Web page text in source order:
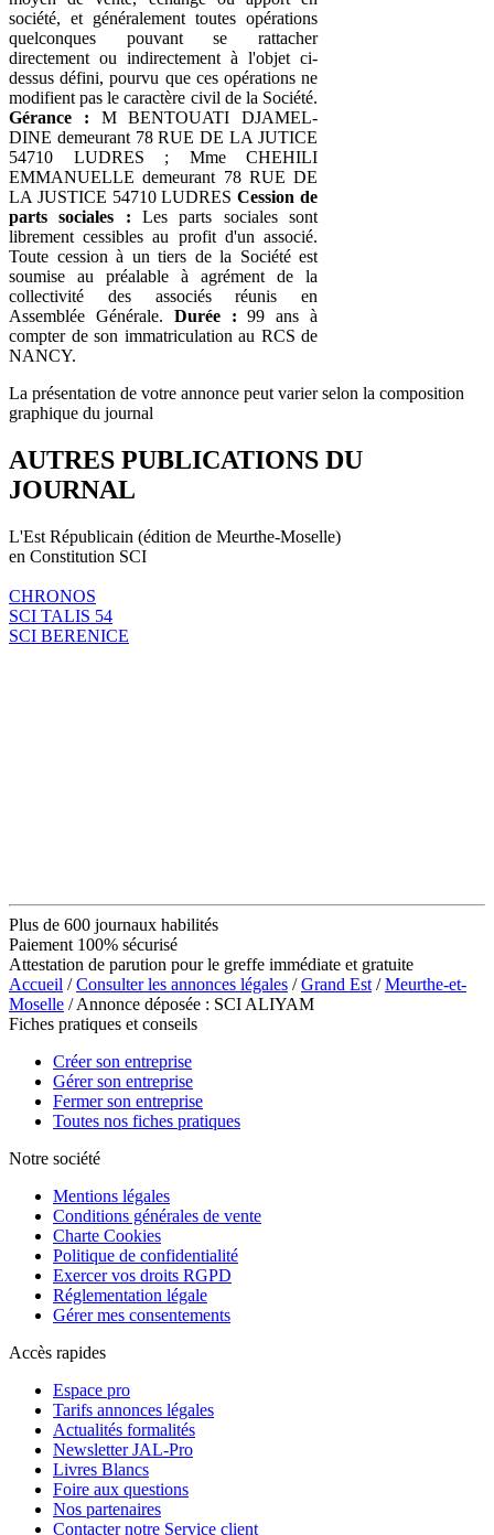
société, et généralement toutes opérations
quelconques pouvant se rattacher
directement ou indirectement à l'objet ci-
dessus défini, pourvu que ces opérations ne
modifient pas le caractère civil de la Société.
Gérance : M BENTOUATI DJAMEL-
DINE demeurant 78 RUE DE LA JUTICE
54710 LUDRES ; Mme CHEHILI
EMMANUELLE demeurant 78 RUE DE
LA JUSTICE 54710 LUDRESCession de
parts sociales : Les parts sociales sont
librement cessibles au profit d'un associé.
Toute cession à un tiers de la Société est
soumise au préalable à agrément de la
collectivité des associés réunis en
Assemblée Générale. Durée : 99 ans à
compter de son immatriculation au RCS de
NANCY.
La présentation de votre annonce peut varier selon la composition
graphique du journal
AUTRES PUBLICATIONS DU
JOURNAL
L'Est Républicain (édition de Meurthe-Moselle)
en Constitution SCI
CHRONOS
SCI TALIS 54
SCI BERENICE
Plus de 600 journaux habilités
Paiement 100% sécurisé
Attestation de parution pour le greffe immédiate et gratuite
Accueil /Consulter les annonces légales /Grand Est /Meurthe-et-
Moselle / Annonce déposée : SCI ALIYAM
Fiches pratiques et conseils
Créer son entreprise
Gérer son entreprise
Fermer son entreprise
Toutes nos fiches pratiques
Notre société
Mentions légales
Conditions générales de vente
Charte Cookies
Politique de confidentialité
Exercer vos droits RGPD
Réglementation légale
Gérer mes consentements
Accès rapides
Espace pro
Tarifs annonces légales
Actualités formalités
Newsletter JAL-Pro
Livres Blancs
Foire aux questions
Nos partenaires
Contacter notre Service client